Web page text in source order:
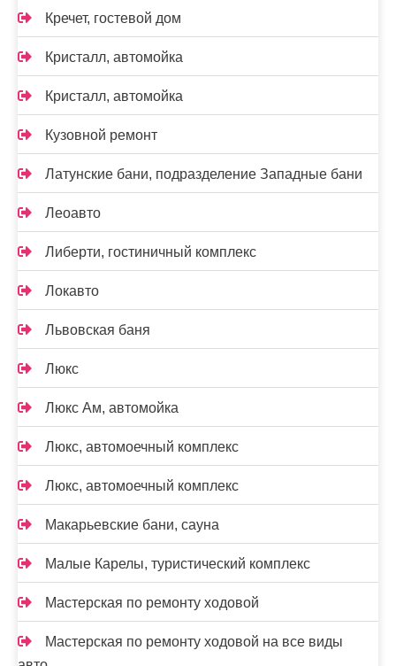
Кречет, гостевой дом
Кристалл, автомойка
Кристалл, автомойка
Кузовной ремонт
Латунские бани, подразделение Западные бани
Леоавто
Либерти, гостиничный комплекс
Локавто
Львовская баня
Люкс
Люкс Ам, автомойка
Люкс, автомоечный комплекс
Люкс, автомоечный комплекс
Макарьевские бани, сауна
Малые Карелы, туристический комплекс
Мастерская по ремонту ходовой
Мастерская по ремонту ходовой на все виды